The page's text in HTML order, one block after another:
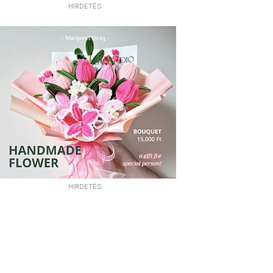
HIRDETÉS
HIRDETÉS